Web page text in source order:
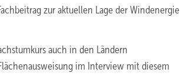
zur aktuellen Lage der Windenergie
auch in den Ländern
im Interview mit diesem